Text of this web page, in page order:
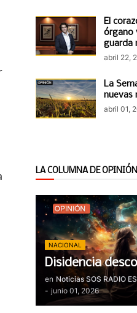
El
órgano
guarda
abril 22,
La
nuevas
abril 01,
LA COLUMNA DE OPINIÓN
NACIONAL
Disidencia
en Noticias SOS RADIO
- junio 01, 2026